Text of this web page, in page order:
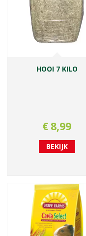
HOOI 7 KILO
€ 8,99
BEKIJK